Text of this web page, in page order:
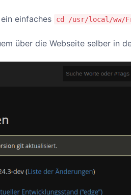
einfaches cd /usr/local/ww/
über die Webseite selber in